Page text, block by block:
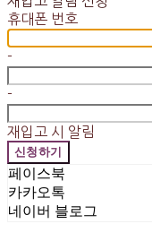
휴대폰 번호
-
-
재입고 시 알림
신청하기
페이스북
카카오톡
네이버 블로그